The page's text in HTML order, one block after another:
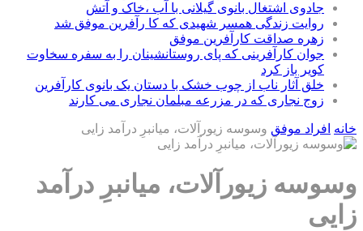
جادوی اشتغال بانوی گیلانی با آب ،خاک و آتش
روایت زندگی همسر شهیدی که کا رآفرین موفق شد
زهره صداقت کارآفرین موفق
جوان کارآفرینی که پای روستانشینان را به سفره سخاوت
کویر باز کرد
خلق آثار ناب از چوب خشک با دستان یک بانوی کارآفرین
زوج نجاری که در مزرعه مبلمان نجاری می کارند
خانه افراد موفق وسوسه زیورآلات، میانبرِ درآمد زایی
وسوسه زیورآلات، میانبرِ درآمد
زایی